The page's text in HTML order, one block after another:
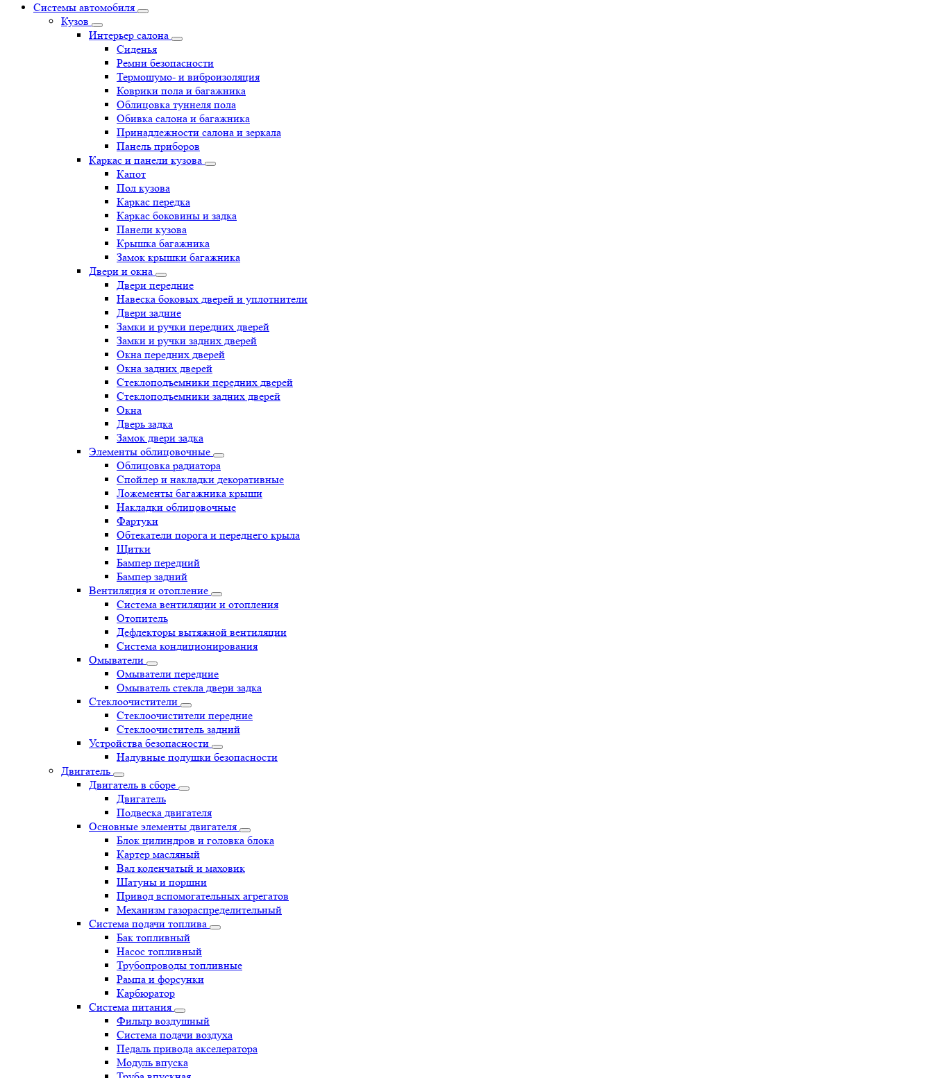
Системы автомобиля
Кузов
Интерьер салона
Сиденья
Ремни безопасности
Термошумо- и виброизоляция
Коврики пола и багажника
Облицовка туннеля пола
Обивка салона и багажника
Принадлежности салона и зеркала
Панель приборов
Каркас и панели кузова
Капот
Пол кузова
Каркас передка
Каркас боковины и задка
Панели кузова
Крышка багажника
Замок крышки багажника
Двери и окна
Двери передние
Навеска боковых дверей и уплотнители
Двери задние
Замки и ручки передних дверей
Замки и ручки задних дверей
Окна передних дверей
Окна задних дверей
Стеклоподъемники передних дверей
Стеклоподъемники задних дверей
Окна
Дверь задка
Замок двери задка
Элементы облицовочные
Облицовка радиатора
Спойлер и накладки декоративные
Ложементы багажника крыши
Накладки облицовочные
Фартуки
Обтекатели порога и переднего крыла
Щитки
Бампер передний
Бампер задний
Вентиляция и отопление
Система вентиляции и отопления
Отопитель
Дефлекторы вытяжной вентиляции
Система кондиционирования
Омыватели
Омыватели передние
Омыватель стекла двери задка
Стеклоочистители
Стеклоочистители передние
Стеклоочиститель задний
Устройства безопасности
Надувные подушки безопасности
Двигатель
Двигатель в сборе
Двигатель
Подвеска двигателя
Основные элементы двигателя
Блок цилиндров и головка блока
Картер масляный
Вал коленчатый и маховик
Шатуны и поршни
Привод вспомогательных агрегатов
Механизм газораспределительный
Система подачи топлива
Бак топливный
Насос топливный
Трубопроводы топливные
Рампа и форсунки
Карбюратор
Система питания
Фильтр воздушный
Система подачи воздуха
Педаль привода акселератора
Модуль впуска